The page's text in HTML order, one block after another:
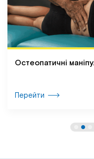
Остеопатичні
Перейти